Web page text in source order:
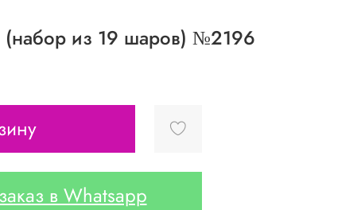
(набор из 19 шаров) №2196
в Whatsapp